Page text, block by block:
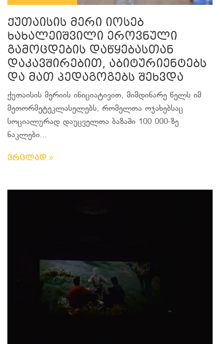
ქუთაისის მერი იოსებ
ხახალეიშვილი ეროვნული
გამოცდების დაწყებასთან
დაკავშირებით, აბიტურიენტებს
და მათ პედაგოგებს შეხვდა
ქუთაისის მერიის ინიციატივით, მიმდინარე წელს იმ
მეთორმეტეკლასელებს, რომელთა ოჯახებსაც
სოციალურად დაუცველთა ბაზაში 100 000-ზე
ნაკლები...
ვრცლად